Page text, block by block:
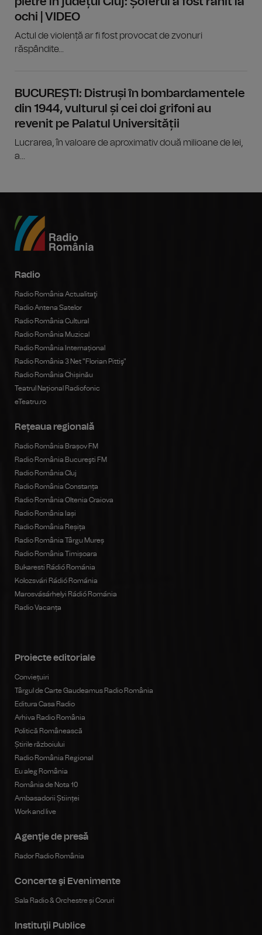
ochi | VIDEO
Actul de violență ar fi fost provocat de zvonuri
răspândite...
BUCUREȘTI: Distruși în bombardamentele
din 1944, vulturul și cei doi grifoni au
revenit pe Palatul Universității
Lucrarea, în valoare de aproximativ două milioane de lei,
a...
Radio
Radio România Actualitaţi
Radio Antena Satelor
Radio România Cultural
Radio România Muzical
Radio România Internațional
Radio România 3 Net "Florian Pittiş"
Radio România Chișinău
Teatrul Național Radiofonic
eTeatru.ro
Rețeaua regională
Radio România Brașov FM
Radio România Bucureşti FM
Radio România Cluj
Radio România Constanța
Radio România Oltenia Craiova
Radio România Iași
Radio România Reșița
Radio România Târgu Mureș
Radio România Timișoara
Bukaresti Rádió Románia
Kolozsvári Rádió Románia
Marosvásárhelyi Rádió Románia
Radio Vacanța
Proiecte editoriale
Conviețuiri
Târgul de Carte Gaudeamus Radio România
Editura Casa Radio
Arhiva Radio România
Politică Românească
Știrile războiului
Radio România Regional
Eu aleg România
România de Nota 10
Ambasadorii Științei
Work and live
Agenţie de presă
Rador Radio România
Concerte şi Evenimente
Sala Radio & Orchestre și Coruri
Instituţii Publice